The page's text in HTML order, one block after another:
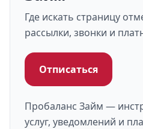
Где искать страницу
рассылки, звонки и
Отписаться
Пробаланс Займ —
услуг, уведомлений и